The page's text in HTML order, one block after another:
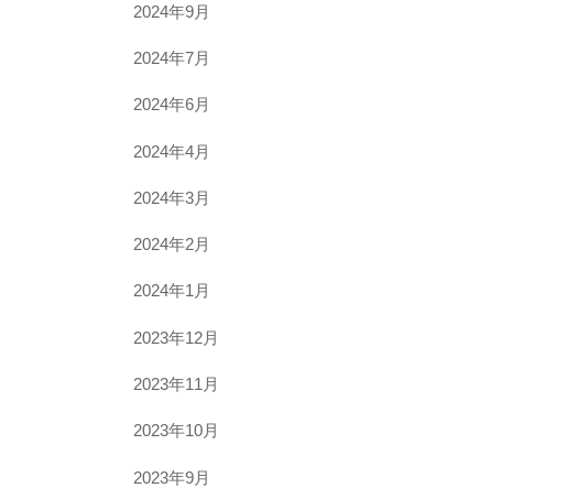
2024年9月
2024年7月
2024年6月
2024年4月
2024年3月
2024年2月
2024年1月
2023年12月
2023年11月
2023年10月
2023年9月